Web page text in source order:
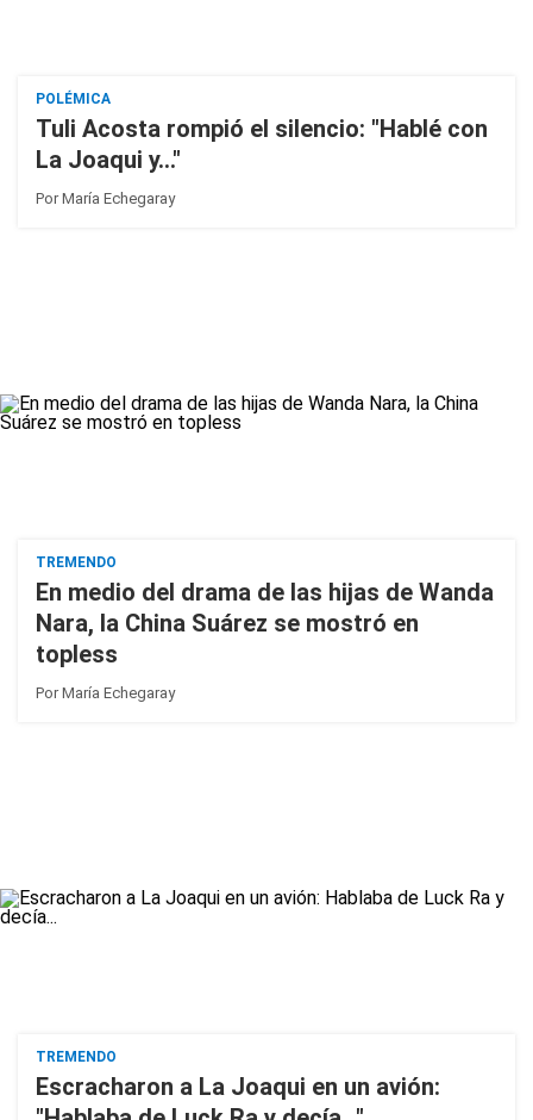
POLÉMICA
Tuli Acosta rompió el silencio: "Hablé con
La Joaqui y..."
PorMaría Echegaray
TREMENDO
En medio del drama de las hijas de Wanda
Nara, la China Suárez se mostró en
topless
PorMaría Echegaray
TREMENDO
Escracharon a La Joaqui en un avión: